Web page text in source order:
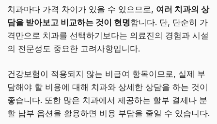
치과마다 가격 차이가 있을 수 있으므로, 여러 치과의 상
담을 받아보고 비교하는 것이 현명합니다. 단, 단순히 가
격만으로 치과를 선택하기보다는 의료진의 경험과 시설
의 전문성도 중요한 고려사항입니다.
건강보험이 적용되지 않는 비급여 항목이므로, 실제 부
담해야 할 비용에 대해 치과와 상세한 상담을 하는 것이
좋습니다. 또한 많은 치과에서 제공하는 할부 결제나 분
할 납부 옵션을 활용하면 비용 부담을 줄일 수 있습니다.